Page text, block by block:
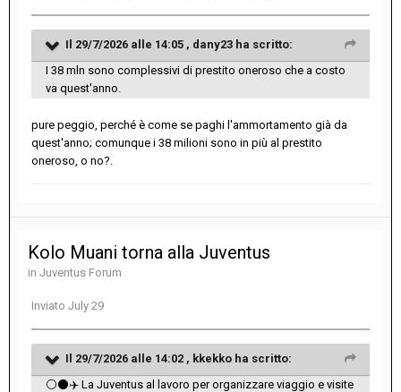
Il 29/7/2026 alle 14:05 , dany23 ha scritto:
I 38 mln sono complessivi di prestito oneroso che a costo
va quest'anno.
pure peggio, perché è come se paghi l'ammortamento già da
quest'anno; comunque i 38 milioni sono in più al prestito
oneroso, o no?.
Kolo Muani torna alla Juventus
in Juventus Forum
Inviato July 29
Il 29/7/2026 alle 14:02 , kkekko ha scritto:
⚪⚫✈️ La Juventus al lavoro per organizzare viaggio e visite